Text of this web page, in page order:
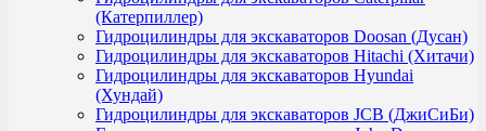
(Катерпиллер)
Гидроцилиндры для экскаваторов Doosan (Дусан)
Гидроцилиндры для экскаваторов Hitachi (Хитачи)
Гидроцилиндры для экскаваторов Hyundai
(Хундай)
Гидроцилиндры для экскаваторов JCB (ДжиСиБи)